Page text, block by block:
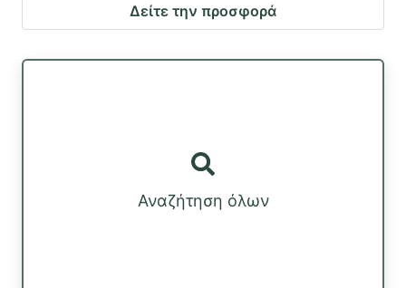
Δείτε την προσφορά
Αναζήτηση όλων